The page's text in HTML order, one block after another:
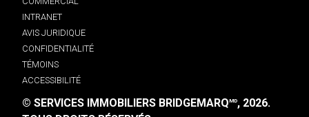
INTRANET
AVIS JURIDIQUE
CONFIDENTIALITÉ
TÉMOINS
ACCESSIBILITÉ
© SERVICES IMMOBILIERS BRIDGEMARQMD, 2026.